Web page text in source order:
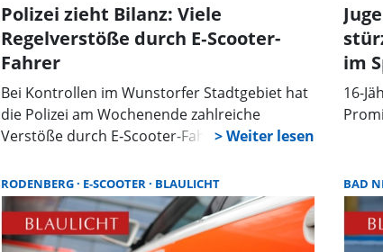
Polizei zieht Bilanz: Viele
Regelverstöße durch E‑Scooter-
Fahrer
Bei Kontrollen im Wunstorfer Stadtgebiet hat
die Polizei am Wochenende zahlreiche
Verstöße durch E‑Scooter-Fahrer festgestellt.
ohne Fahrerlaubnis oder unter
Drogeneinfluss unterwegs. Es wurden
Ordnungswidrigkeiten und Straftaten
geahndet.
im
16-
RODENBERG E-SCOOTER BLAULICHT BAD